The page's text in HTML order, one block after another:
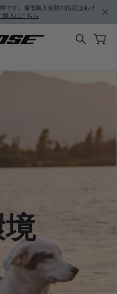
る
です。最低購入金額の指定はあり
購入はこちら